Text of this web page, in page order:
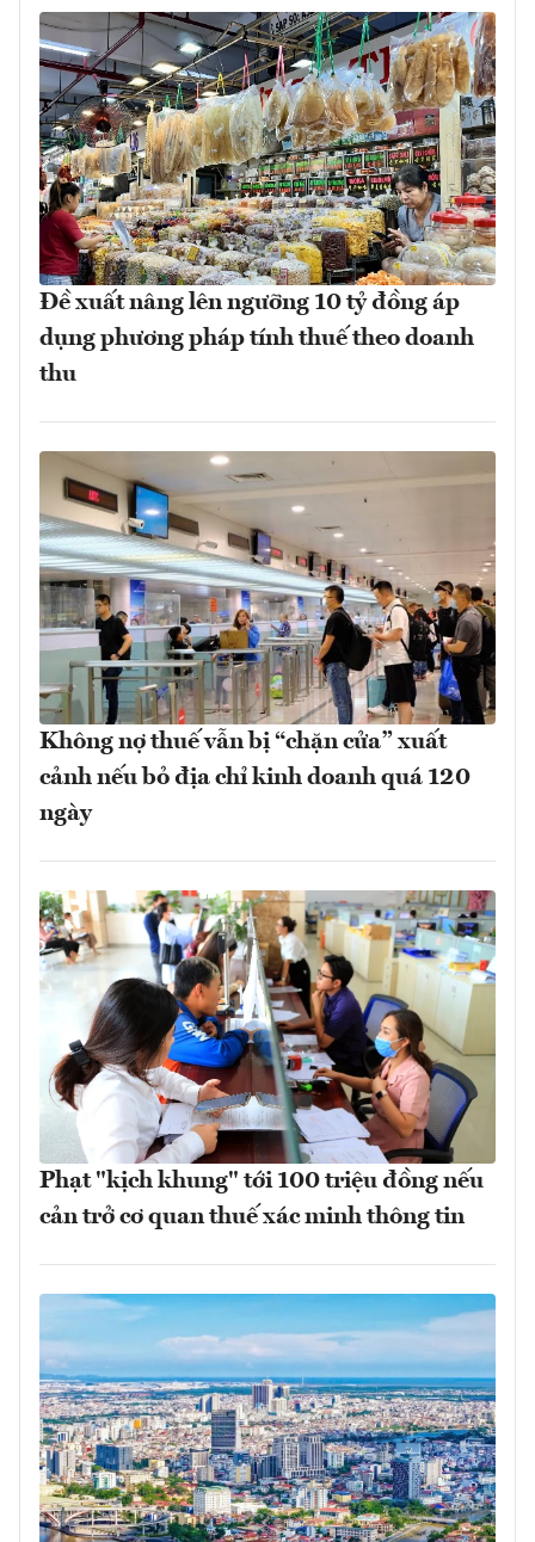
Đề xuất nâng lên ngưỡng 10 tỷ đồng áp
dụng phương pháp tính thuế theo doanh
thu
Không nợ thuế vẫn bị “chặn cửa” xuất
cảnh nếu bỏ địa chỉ kinh doanh quá 120
ngày
Phạt "kịch khung" tới 100 triệu đồng nếu
cản trở cơ quan thuế xác minh thông tin